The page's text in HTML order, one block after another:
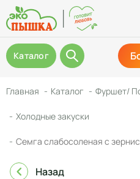
Каталог
Главная Каталог Фуршет/
Холодные закуски
Семга слабосоленая с
Назад